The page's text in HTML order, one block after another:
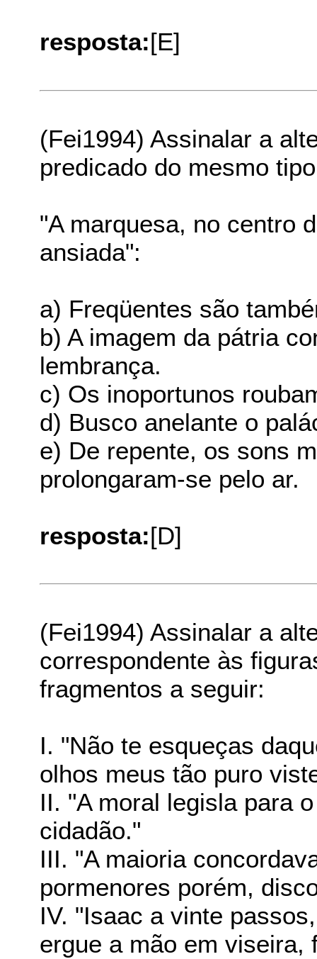
resposta:[E]
(Fei1994) Assinalar a
predicado do mesmo
"A marquesa, no centro
ansiada":
a) Freqüentes são
b) A imagem da pátria
lembrança.
c) Os inoportunos
d) Busco anelante o
e) De repente, os sons
prolongaram-se pelo ar.
resposta:[D]
(Fei1994) Assinalar a
correspondente às
fragmentos a seguir:
I. "Não te esqueças
olhos meus tão puro
II. "A moral legisla para
cidadão."
III. "A maioria
pormenores porém,
IV. "Isaac a vinte
ergue a mão em viseira,